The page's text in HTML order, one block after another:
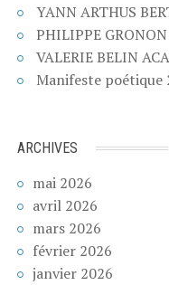
YANN ARTHUS
PHILIPPE
VALERIE BELIN
Manifeste poétique
ARCHIVES
mai 2026
avril 2026
mars 2026
février 2026
janvier 2026